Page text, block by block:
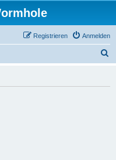
Anmelden
Registrieren